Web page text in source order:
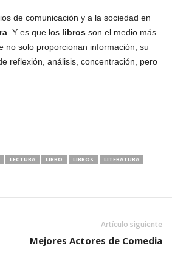
de comunicación y a la sociedad en
. Y es que los librosson el medio más
no solo proporcionan información, su
reflexión, análisis, concentración, pero
LECTURA LIBRO LIBROS LITERATURA
Artículo siguiente
Mejores Actores de Comedia